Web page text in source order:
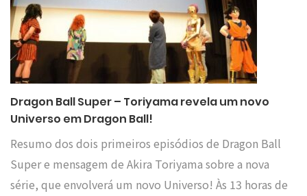
Dragon Ball Super – Toriyama revela um novo
Universo em Dragon Ball!
Resumo dos dois primeiros episódios de Dragon Ball
Super e mensagem de Akira Toriyama sobre a nova
série, que envolverá um novo Universo! Às 13 horas de